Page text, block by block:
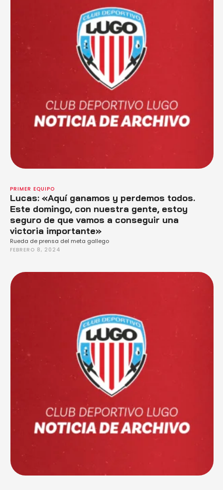
PRIMER EQUIPO
Lucas: «Aquí ganamos y perdemos todos.
Este domingo, con nuestra gente, estoy
seguro de que vamos a conseguir una
victoria importante»
Rueda de prensa del meta gallego
FEBRERO 8, 2024